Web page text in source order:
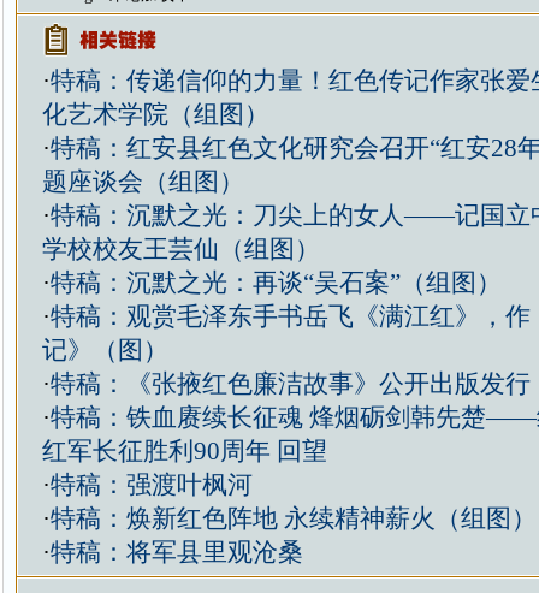
·特稿：传递信仰的力量！红色传记作家张爱
化艺术学院（组图）
·特稿：红安县红色文化研究会召开“红安28
题座谈会（组图）
·特稿：沉默之光：刀尖上的女人——记国立
学校校友王芸仙（组图）
·特稿：沉默之光：再谈“吴石案”（组图）
·特稿：观赏毛泽东手书岳飞《满江红》，作
记》（图）
·特稿：《张掖红色廉洁故事》公开出版发行
·特稿：铁血赓续长征魂 烽烟砺剑韩先楚——
红军长征胜利90周年 回望
·特稿：强渡叶枫河
·特稿：焕新红色阵地 永续精神薪火（组图）
·特稿：将军县里观沧桑